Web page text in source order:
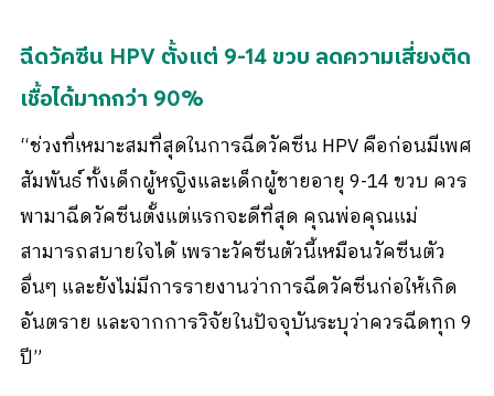
ฉีดวัคซีน HPV ตั้งแต่ 9-14 ขวบ ลดความเสี่ยงติด
เชื้อได้มากกว่า 90%
“ช่วงที่เหมาะสมที่สุดในการฉีดวัคซีน HPV คือก่อนมีเพศ
สัมพันธ์ ทั้งเด็กผู้หญิงและเด็กผู้ชายอายุ 9-14 ขวบ ควร
พามาฉีดวัคซีนตั้งแต่แรกจะดีที่สุด คุณพ่อคุณแม่
สามารถสบายใจได้ เพราะวัคซีนตัวนี้เหมือนวัคซีนตัว
อื่นๆ และยังไม่มีการรายงานว่าการฉีดวัคซีนก่อให้เกิด
อันตราย และจากการวิจัยในปัจจุบันระบุว่าควรฉีดทุก 9
ปี”